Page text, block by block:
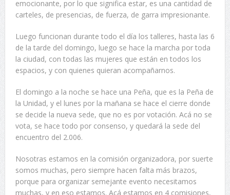
emocionante, por lo que significa estar, es una cantidad de
carteles, de presencias, de fuerza, de garra impresionante.
Luego funcionan durante todo el día los talleres, hasta las 6
de la tarde del domingo, luego se hace la marcha por toda
la ciudad, con todas las mujeres que están en todos los
espacios, y con quienes quieran acompañarnos.
El domingo a la noche se hace una Peña, que es la Peña de
la Unidad, y el lunes por la mañana se hace el cierre donde
se decide la nueva sede, que no es por votación. Acá no se
vota, se hace todo por consenso, y quedará la sede del
encuentro del 2.006.
Nosotras estamos en la comisión organizadora, por suerte
somos muchas, pero siempre hacen falta más brazos,
porque para organizar semejante evento necesitamos
muchas, y en eso estamos. Acá estamos en 4 comisiones,